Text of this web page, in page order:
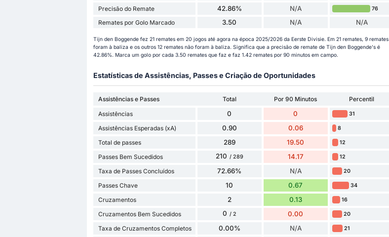
Precisão do Remate 42.86% N/A 76
Remates por Golo Marcado 3.50 N/A N/A
Tijn den Boggende fez 21 remates em 20 jogos até agora na época 2025/2026 da Eerste Divisie. Em 21 remates, 9 remates
foram à baliza e os outros 12 remates não foram à baliza. Significa que a precisão de remate de Tijn den Boggende's é
42.86%. Marca um golo por cada 3.50 remates que faz e faz 1.42 remates por 90 minutos em campo.
Estatísticas de Assistências, Passes e Criação de Oportunidades
Assistências e Passes Total Por 90 Minutos
Percentil
Assistências
0 0 31
Assistências Esperadas (xA) 0.90 0.06 8
Total de passes 289 19.50 12
Passes Bem Sucedidos 210 / 289 14.17 12
Taxa de Passes Concluídos 72.66% N/A 20
Passes Chave 10 0.67 34
Cruzamentos 2 0.13 16
Cruzamentos Bem Sucedidos 0 / 2 0.00 20
Taxa de Cruzamentos Completos 0.00% N/A 21